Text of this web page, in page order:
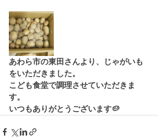
あわら市の東田さんより、じゃがいも
をいただきました。
こども食堂で調理させていただきま
す。
いつもありがとうございます🥔